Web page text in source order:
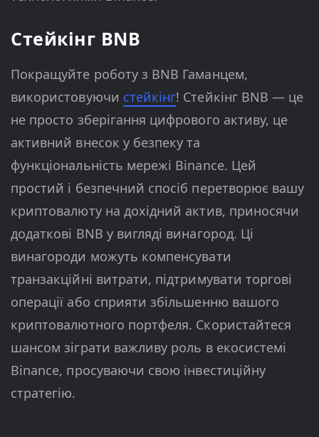
Стейкінг BNB
Покращуйте роботу з BNB Гаманцем,
використовуючи стейкінг! Стейкінг BNB — це
не просто зберігання цифрового активу, це
активний внесок у безпеку та
функціональність мережі Binance. Цей
простий і безпечний спосіб перетворює вашу
криптовалюту на дохідний актив, приносячи
додаткові BNB у вигляді винагород. Ці
винагороди можуть компенсувати
транзакційні витрати, підтримувати торгові
операції або сприяти збільшенню вашого
криптовалютного портфеля. Скористайтеся
шансом зіграти важливу роль в екосистемі
Binance, просуваючи свою інвестиційну
стратегію.